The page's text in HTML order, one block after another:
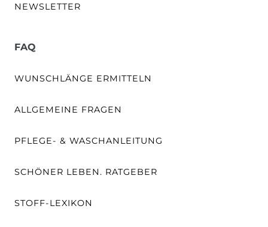
NEWSLETTER
FAQ
WUNSCHLÄNGE ERMITTELN
ALLGEMEINE FRAGEN
PFLEGE- & WASCHANLEITUNG
SCHÖNER LEBEN. RATGEBER
STOFF-LEXIKON